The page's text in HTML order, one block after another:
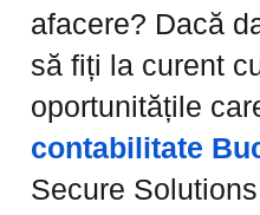
afacere? Dacă
să fiți la curent
oportunitățile
contabilitate
Secure